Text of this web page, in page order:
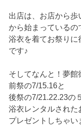
出店は、お店から歩
から始まっているの
浴衣を着てお祭りに
です♪
そしてなんと！夢館
前祭の7/15.16と
後祭の7/21.22.23の
浴衣レンタルされた
プレゼントしちゃい